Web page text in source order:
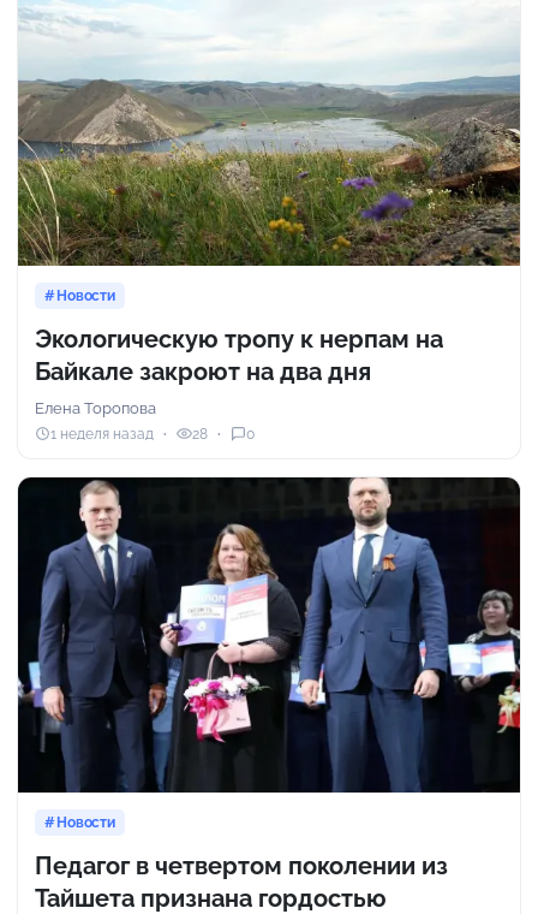
Новости
Экологическую тропу к нерпам на
Байкале закроют на два дня
Елена Торопова
1 неделя назад 28 0
Новости
Педагог в четвертом поколении из
Тайшета признана гордостью